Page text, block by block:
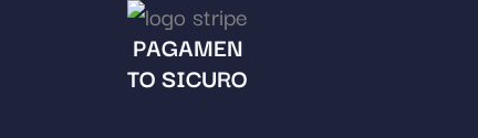
PAGAMEN
TO SICURO